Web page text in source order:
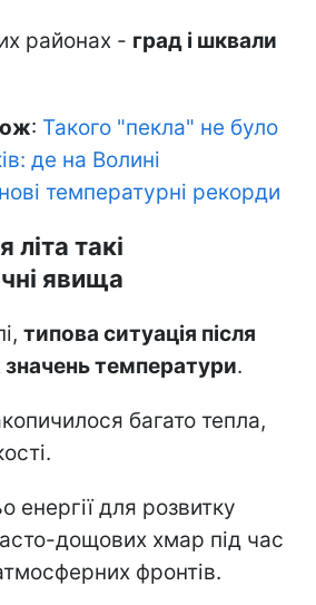
районах - град і шквали
: Такого "пекла" не було
де на Волині
температурні рекорди
літа такі
явища
типова ситуація після
температури.
багато тепла,
енергії для розвитку
дощових хмар під час
фронтів.